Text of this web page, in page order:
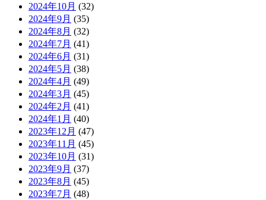
2024年10月 (32)
2024年9月 (35)
2024年8月 (32)
2024年7月 (41)
2024年6月 (31)
2024年5月 (38)
2024年4月 (49)
2024年3月 (45)
2024年2月 (41)
2024年1月 (40)
2023年12月 (47)
2023年11月 (45)
2023年10月 (31)
2023年9月 (37)
2023年8月 (45)
2023年7月 (48)